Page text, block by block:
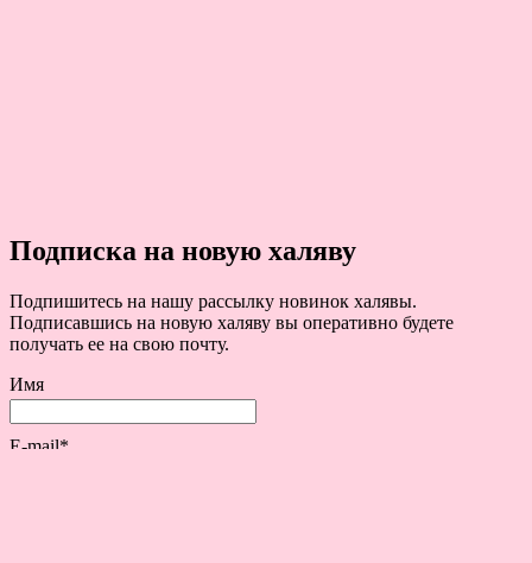
Подписка на новую халяву
Подпишитесь на нашу рассылку новинок халявы.
Подписавшись на новую халяву вы оперативно будете
получать ее на свою почту.
Имя
E-mail*